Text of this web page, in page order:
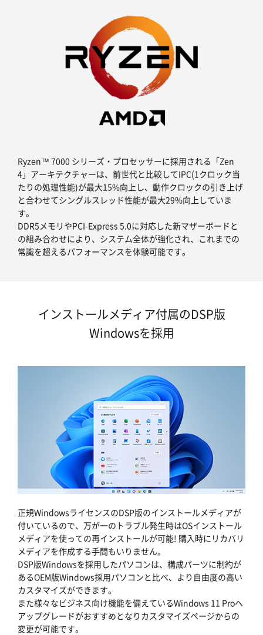
Ryzen™ 7000 シリーズ・プロセッサーに採用される「Zen
4」アーキテクチャーは、前世代と比較してIPC(1クロック当
たりの処理性能)が最大15%向上し、動作クロックの引き上げ
と合わせてシングルスレッド性能が最大29%向上していま
す。
DDR5メモリやPCI-Express 5.0に対応した新マザーボードと
の組み合わせにより、システム全体が強化され、これまでの
常識を超えるパフォーマンスを体験可能です。
インストールメディア付属のDSP版
Windowsを採用
正規WindowsライセンスのDSP版のインストールメディアが
付いているので、万が一のトラブル発生時はOSインストール
メディアを使っての再インストールが可能! 購入時にリカバリ
メディアを作成する手間もいりません。
DSP版Windowsを採用したパソコンは、構成パーツに制約が
あるOEM版Windows採用パソコンと比べ、より自由度の高い
カスタマイズができます。
また様々なビジネス向け機能を備えているWindows 11 Proへ
アップグレードがおすすめとなりカスタマイズページからの
変更が可能です。